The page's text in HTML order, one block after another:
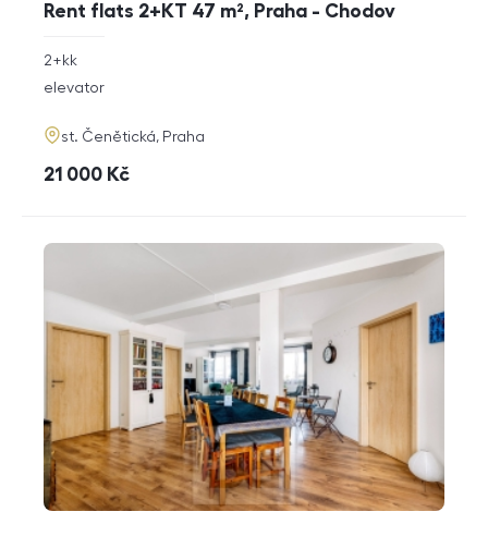
Rent flats 2+KT 47 m², Praha - Chodov
rozměry
2+kk
funkce
elevator
adresa
st. Čenětická, Praha
cena
21 000 Kč